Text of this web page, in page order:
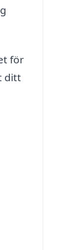
för
ditt